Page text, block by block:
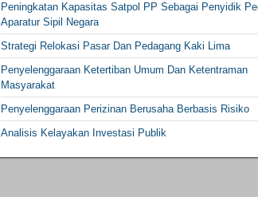
Peningkatan Kapasitas Satpol PP Sebagai Penyidik
Aparatur Sipil Negara
Strategi Relokasi Pasar Dan Pedagang Kaki Lima
Penyelenggaraan Ketertiban Umum Dan Ketentraman
Masyarakat
Penyelenggaraan Perizinan Berusaha Berbasis Risiko
Analisis Kelayakan Investasi Publik